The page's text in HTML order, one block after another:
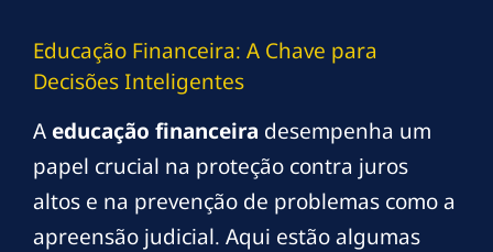
Educação Financeira: A Chave para
Decisões Inteligentes
A educação financeira desempenha um
papel crucial na proteção contra juros
altos e na prevenção de problemas como a
apreensão judicial. Aqui estão algumas